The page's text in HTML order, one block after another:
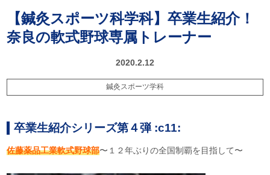
【鍼灸スポーツ科学科】卒業生紹介！
奈良の軟式野球専属トレーナー
2020.2.12
鍼灸スポーツ学科
卒業生紹介シリーズ第４弾 :c11:
佐藤薬品工業軟式野球部〜１２年ぶりの全国制覇を目指して〜